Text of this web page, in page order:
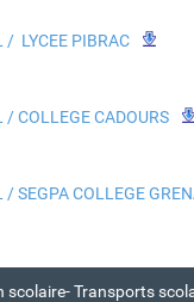
/ LYCEE PIBRAC
COLLEGE CADOURS
SEGPA COLLEGE
scolaire- Transports